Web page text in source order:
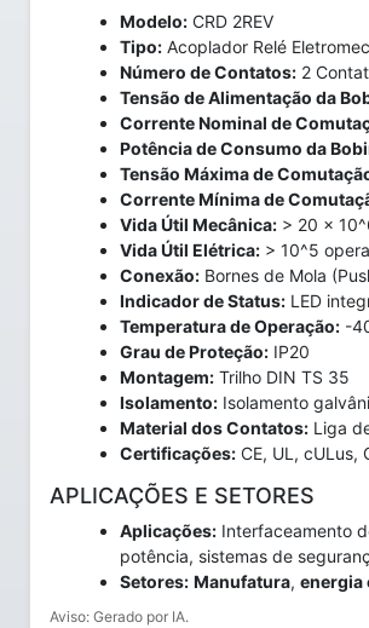
Modelo: CRD 2REV
Tipo: Acoplador Relé
Número de Contatos: 2
Tensão de Alimentação da
Corrente Nominal de
Potência de Consumo da
Tensão Máxima de
Corrente Mínima de
Vida Útil Mecânica: > 20 x
Vida Útil Elétrica: > 10^5
Conexão: Bornes de Mola
Indicador de Status: LED
Temperatura de Operação: -
Grau de Proteção: IP20
Montagem: Trilho DIN TS 35
Isolamento: Isolamento
Material dos Contatos: Liga
Certificações: CE, UL, cULus,
APLICAÇÕES E SETORES
Aplicações: Interfaceamento
potência, sistemas de
Setores: Manufatura, energia
Aviso: Gerado por IA.